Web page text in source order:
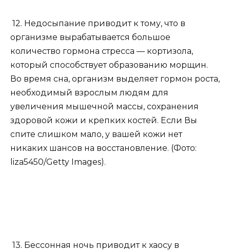
12. Недосыпание приводит к тому, что в
организме вырабатывается большое
количество гормона стресса — кортизола,
который способствует образованию морщин.
Во время сна, организм выделяет гормон роста,
необходимый взрослым людям для
увеличения мышечной массы, сохранения
здоровой кожи и крепких костей. Если Вы
спите слишком мало, у вашей кожи нет
никаких шансов на восстановление. (Фото:
liza5450/Getty Images).
13. Бессонная ночь приводит к хаосу в